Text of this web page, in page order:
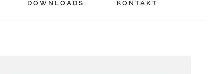
DOWNLOADS KONTAKT